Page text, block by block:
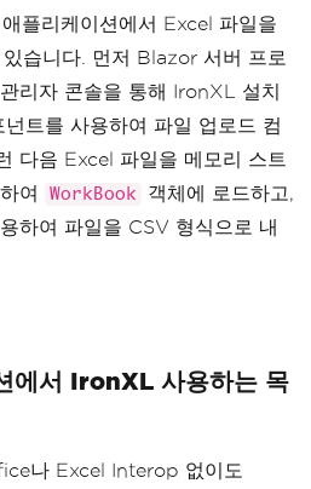
플리케이션에서 Excel 파일을
습니다. 먼저 Blazor 서버 프로
리자 콘솔을 통해 IronXL 설치
트를 사용하여 파일 업로드 컴
다음 Excel 파일을 메모리 스트
여
WorkBook 객체에 로드하고,
하여 파일을 CSV 형식으로 내
에서 IronXL 사용하는 목
나 Excel Interop 없이도